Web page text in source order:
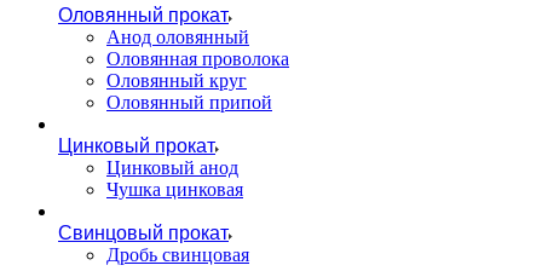
Оловянный прокат
Анод оловянный
Оловянная проволока
Оловянный круг
Оловянный припой
Цинковый прокат
Цинковый анод
Чушка цинковая
Свинцовый прокат
Дробь свинцовая